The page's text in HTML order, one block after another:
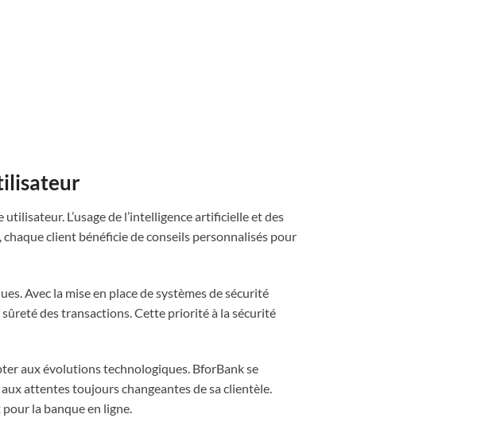
L’usage de l’intelligence artificielle et des
client bénéficie de conseils personnalisés pour
Avec la mise en place de systèmes de sécurité
sûreté des transactions. Cette priorité à la sécurité
aux évolutions technologiques. BforBank se
attentes toujours changeantes de sa clientèle.
la banque en ligne.